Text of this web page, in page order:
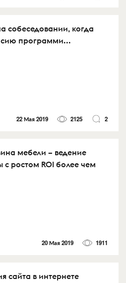
собеседовании, когда
программи...
22 Мая 2019 2125 2
мебели – ведение
с ростом ROI более чем
20 Мая 2019 1911
сайта в интернете